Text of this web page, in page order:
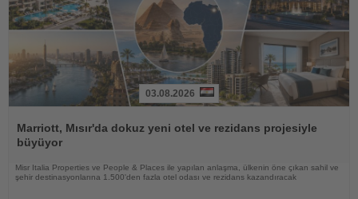
Oku
03.08.2026
Marriott, Mısır'da dokuz yeni otel ve rezidans projesiyle
büyüyor
Misr Italia Properties ve People & Places ile yapılan anlaşma, ülkenin öne çıkan sahil ve
şehir destinasyonlarına 1.500'den fazla otel odası ve rezidans kazandıracak